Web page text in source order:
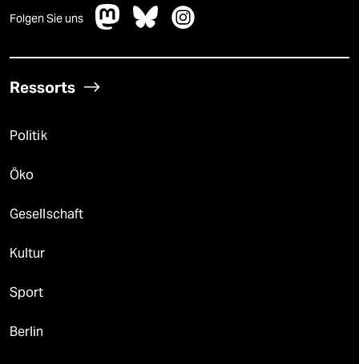
Folgen Sie uns
Ressorts
Politik
Öko
Gesellschaft
Kultur
Sport
Berlin